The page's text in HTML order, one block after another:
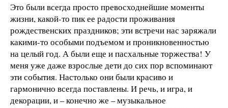
Это были всегда просто превосходнейшие моменты
жизни, какой-то пик ее радости проживания
рождественских праздников; эти встречи нас заряжали
какими-то особыми подъемом и проникновенностью
на целый год. А были еще и пасхальные торжества! У
меня уже даже взрослые дети до сих пор вспоминают
эти события. Настолько они были красиво и
гармонично всегда поставлены. И речь, и игра, и
декорации, и – конечно же – музыкальное